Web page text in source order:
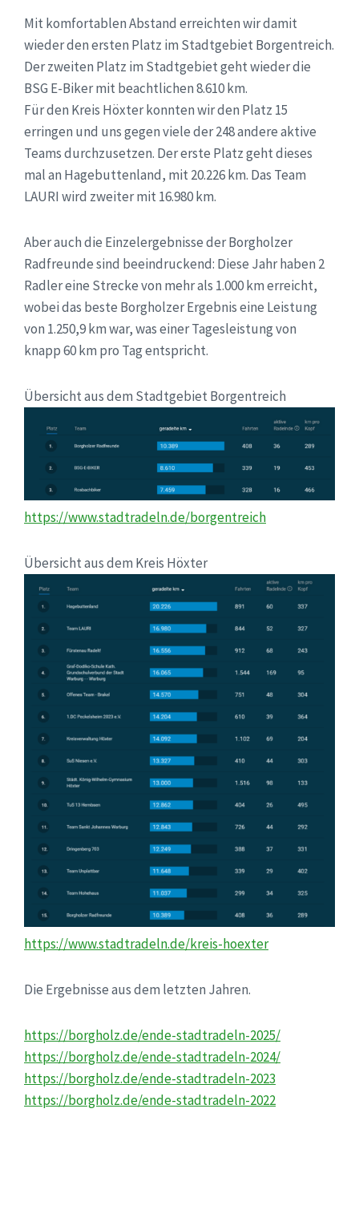
Mit komfortablen Abstand erreichten wir damit
wieder den ersten Platz im Stadtgebiet Borgentreich.
Der zweiten Platz im Stadtgebiet geht wieder die
BSG E-Biker mit beachtlichen 8.610 km.
Für den Kreis Höxter konnten wir den Platz 15
erringen und uns gegen viele der 248 andere aktive
Teams durchzusetzen. Der erste Platz geht dieses
mal an Hagebuttenland, mit 20.226 km. Das Team
LAURI wird zweiter mit 16.980 km.
Aber auch die Einzelergebnisse der Borgholzer
Radfreunde sind beeindruckend: Diese Jahr haben 2
Radler eine Strecke von mehr als 1.000 km erreicht,
wobei das beste Borgholzer Ergebnis eine Leistung
von 1.250,9 km war, was einer Tagesleistung von
knapp 60 km pro Tag entspricht.
Übersicht aus dem Stadtgebiet Borgentreich
https://www.stadtradeln.de/borgentreich
Übersicht aus dem Kreis Höxter
https://www.stadtradeln.de/kreis-hoexter
Die Ergebnisse aus dem letzten Jahren.
https://borgholz.de/ende-stadtradeln-2025/
https://borgholz.de/ende-stadtradeln-2024/
https://borgholz.de/ende-stadtradeln-2023
https://borgholz.de/ende-stadtradeln-2022